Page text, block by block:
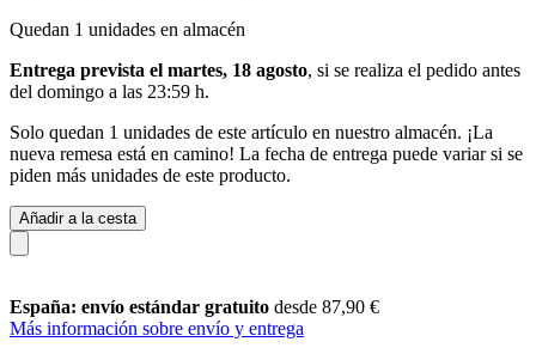
Quedan 1 unidades en almacén
Entrega prevista el martes, 18 agosto, si se realiza el pedido antes
del domingo a las 23:59 h.
Solo quedan 1 unidades de este artículo en nuestro almacén. ¡La
nueva remesa está en camino! La fecha de entrega puede variar si se
piden más unidades de este producto.
Añadir a la cesta
España: envío estándar gratuito desde 87,90 €
Más información sobre envío y entrega